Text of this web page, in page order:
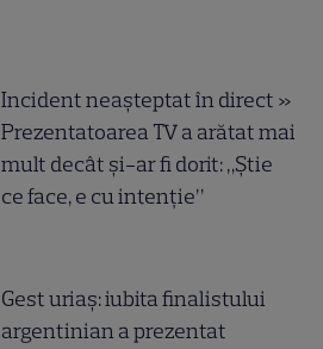
Incident neașteptat în direct »
Prezentatoarea TV a arătat mai
mult decât și-ar fi dorit: „Știe
ce face, e cu intenție”
Gest uriaș: iubita finalistului
argentinian a prezentat